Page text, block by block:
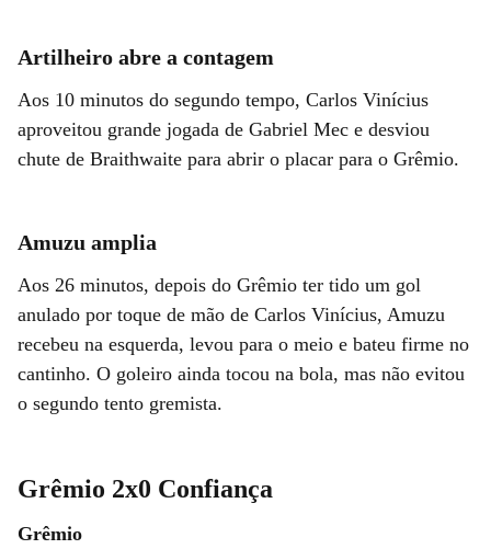
Artilheiro abre a contagem
Aos 10 minutos do segundo tempo, Carlos Vinícius
aproveitou grande jogada de Gabriel Mec e desviou
chute de Braithwaite para abrir o placar para o Grêmio.
Amuzu amplia
Aos 26 minutos, depois do Grêmio ter tido um gol
anulado por toque de mão de Carlos Vinícius, Amuzu
recebeu na esquerda, levou para o meio e bateu firme no
cantinho. O goleiro ainda tocou na bola, mas não evitou
o segundo tento gremista.
Grêmio 2x0 Confiança
Grêmio